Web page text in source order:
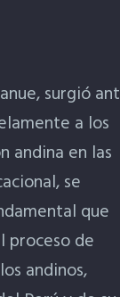
surgió
a los
andina en las
se
que
proceso de
andinos,